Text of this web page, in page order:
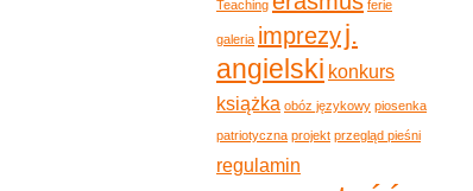
Teaching ferie
galeria imprezyj.
angielski konkurs
książka obóz językowy piosenka
patriotyczna projekt przegląd pieśni
regulamin